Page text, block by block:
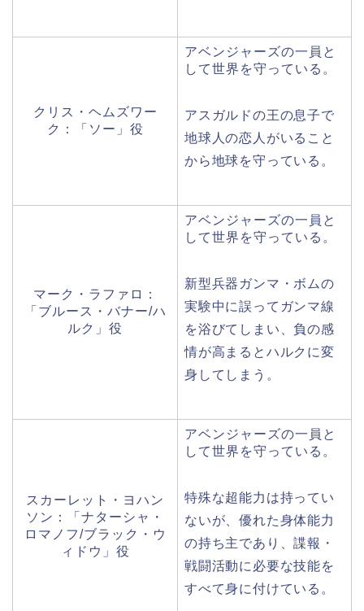
クリス・ヘムズワー
ク：「ソー」役
アベンジャーズの一員と
して世界を守っている。
アスガルドの王の息子で
地球人の恋人がいること
から地球を守っている。
マーク・ラファロ：
「ブルース・バナー/ハ
ルク」役
アベンジャーズの一員と
して世界を守っている。
新型兵器ガンマ・ボムの
実験中に誤ってガンマ線
を浴びてしまい、負の感
情が高まるとハルクに変
身してしまう。
スカーレット・ヨハン
ソン：「ナターシャ・
ロマノフ/ブラック・ウ
ィドウ」役
アベンジャーズの一員と
して世界を守っている。
特殊な超能力は持ってい
ないが、優れた身体能力
の持ち主であり、諜報・
戦闘活動に必要な技能を
すべて身に付けている。